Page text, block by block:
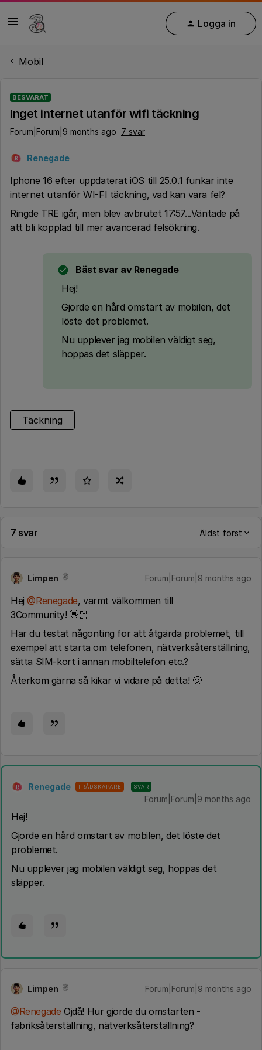
Logga in
Mobil
BESVARAT
Inget internet utanför wifi täckning
Forum|Forum|9 months ago 7 svar
R Renegade
Iphone 16 efter uppdaterat iOS till 25.0.1 funkar inte
internet utanför WI-FI täckning, vad kan vara fel?
Ringde TRE igår, men blev avbrutet 17:57...Väntade på
att bli kopplad till mer avancerad felsökning.
Bäst svar av Renegade
Hej!
Gjorde en hård omstart av mobilen, det
löste det problemet.
Nu upplever jag mobilen väldigt seg,
hoppas det släpper.
Täckning
7 svar Äldst först
Limpen Forum|Forum|9 months ago
Hej ​@Renegade, varmt välkommen till
3Community! 👋🏻
Har du testat någonting för att åtgärda problemet, till
exempel att starta om telefonen, nätverksåterställning,
sätta SIM-kort i annan mobiltelefon etc.?
Återkom gärna så kikar vi vidare på detta! 🙂
R Renegade TRÅDSKAPARE SVAR
Forum|Forum|9 months ago
Hej!
Gjorde en hård omstart av mobilen, det löste det
problemet.
Nu upplever jag mobilen väldigt seg, hoppas det
släpper.
Limpen Forum|Forum|9 months ago
@RenegadeOjdå! Hur gjorde du omstarten -
fabriksåterställning, nätverksåterställning?